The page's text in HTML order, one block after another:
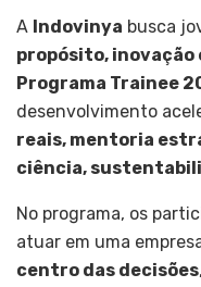
A Indovinya busca
propósito, inovação
Programa Trainee
desenvolvimento
reais, mentoria
ciência,
No programa, os
atuar em uma
centro das decisões